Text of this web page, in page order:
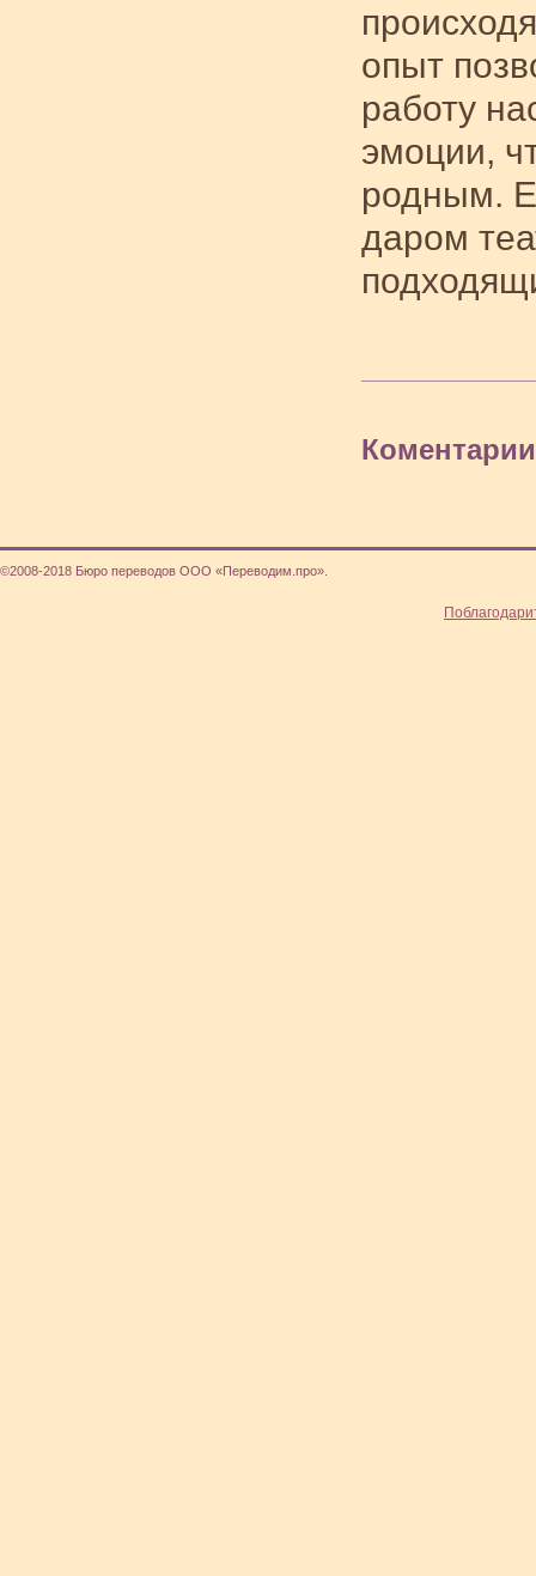
опыт
работу
эмоции,
родным.
даром
Коментарии
©2008-2018 Бюро переводов ООО «Переводим.про».